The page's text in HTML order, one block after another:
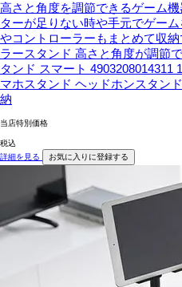
高さと角度を調節できるゲーム
ターが足りない時や手元でゲー
やコントローラーもまとめて収納
ラースタンド 高さと角度が調節
タンド スマート 4903208014311
マホスタンド ヘッドホンスタン
納
当店特別価格
税込
詳細を見る
お気に入りに登録する